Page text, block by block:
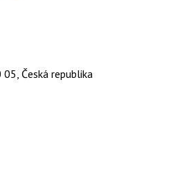
Česká republika